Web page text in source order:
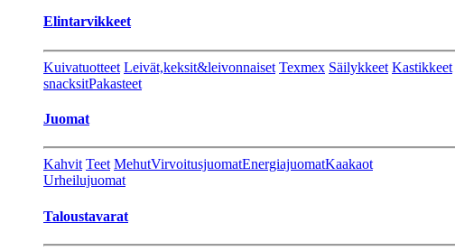
Elintarvikkeet
Kuivatuotteet Leivät,keksit&leivonnaiset Texmex Säilykkeet Kastikkeet
snacksitPakasteet
Juomat
Kahvit Teet MehutVirvoitusjuomatEnergiajuomatKaakaot
Urheilujuomat
Taloustavarat